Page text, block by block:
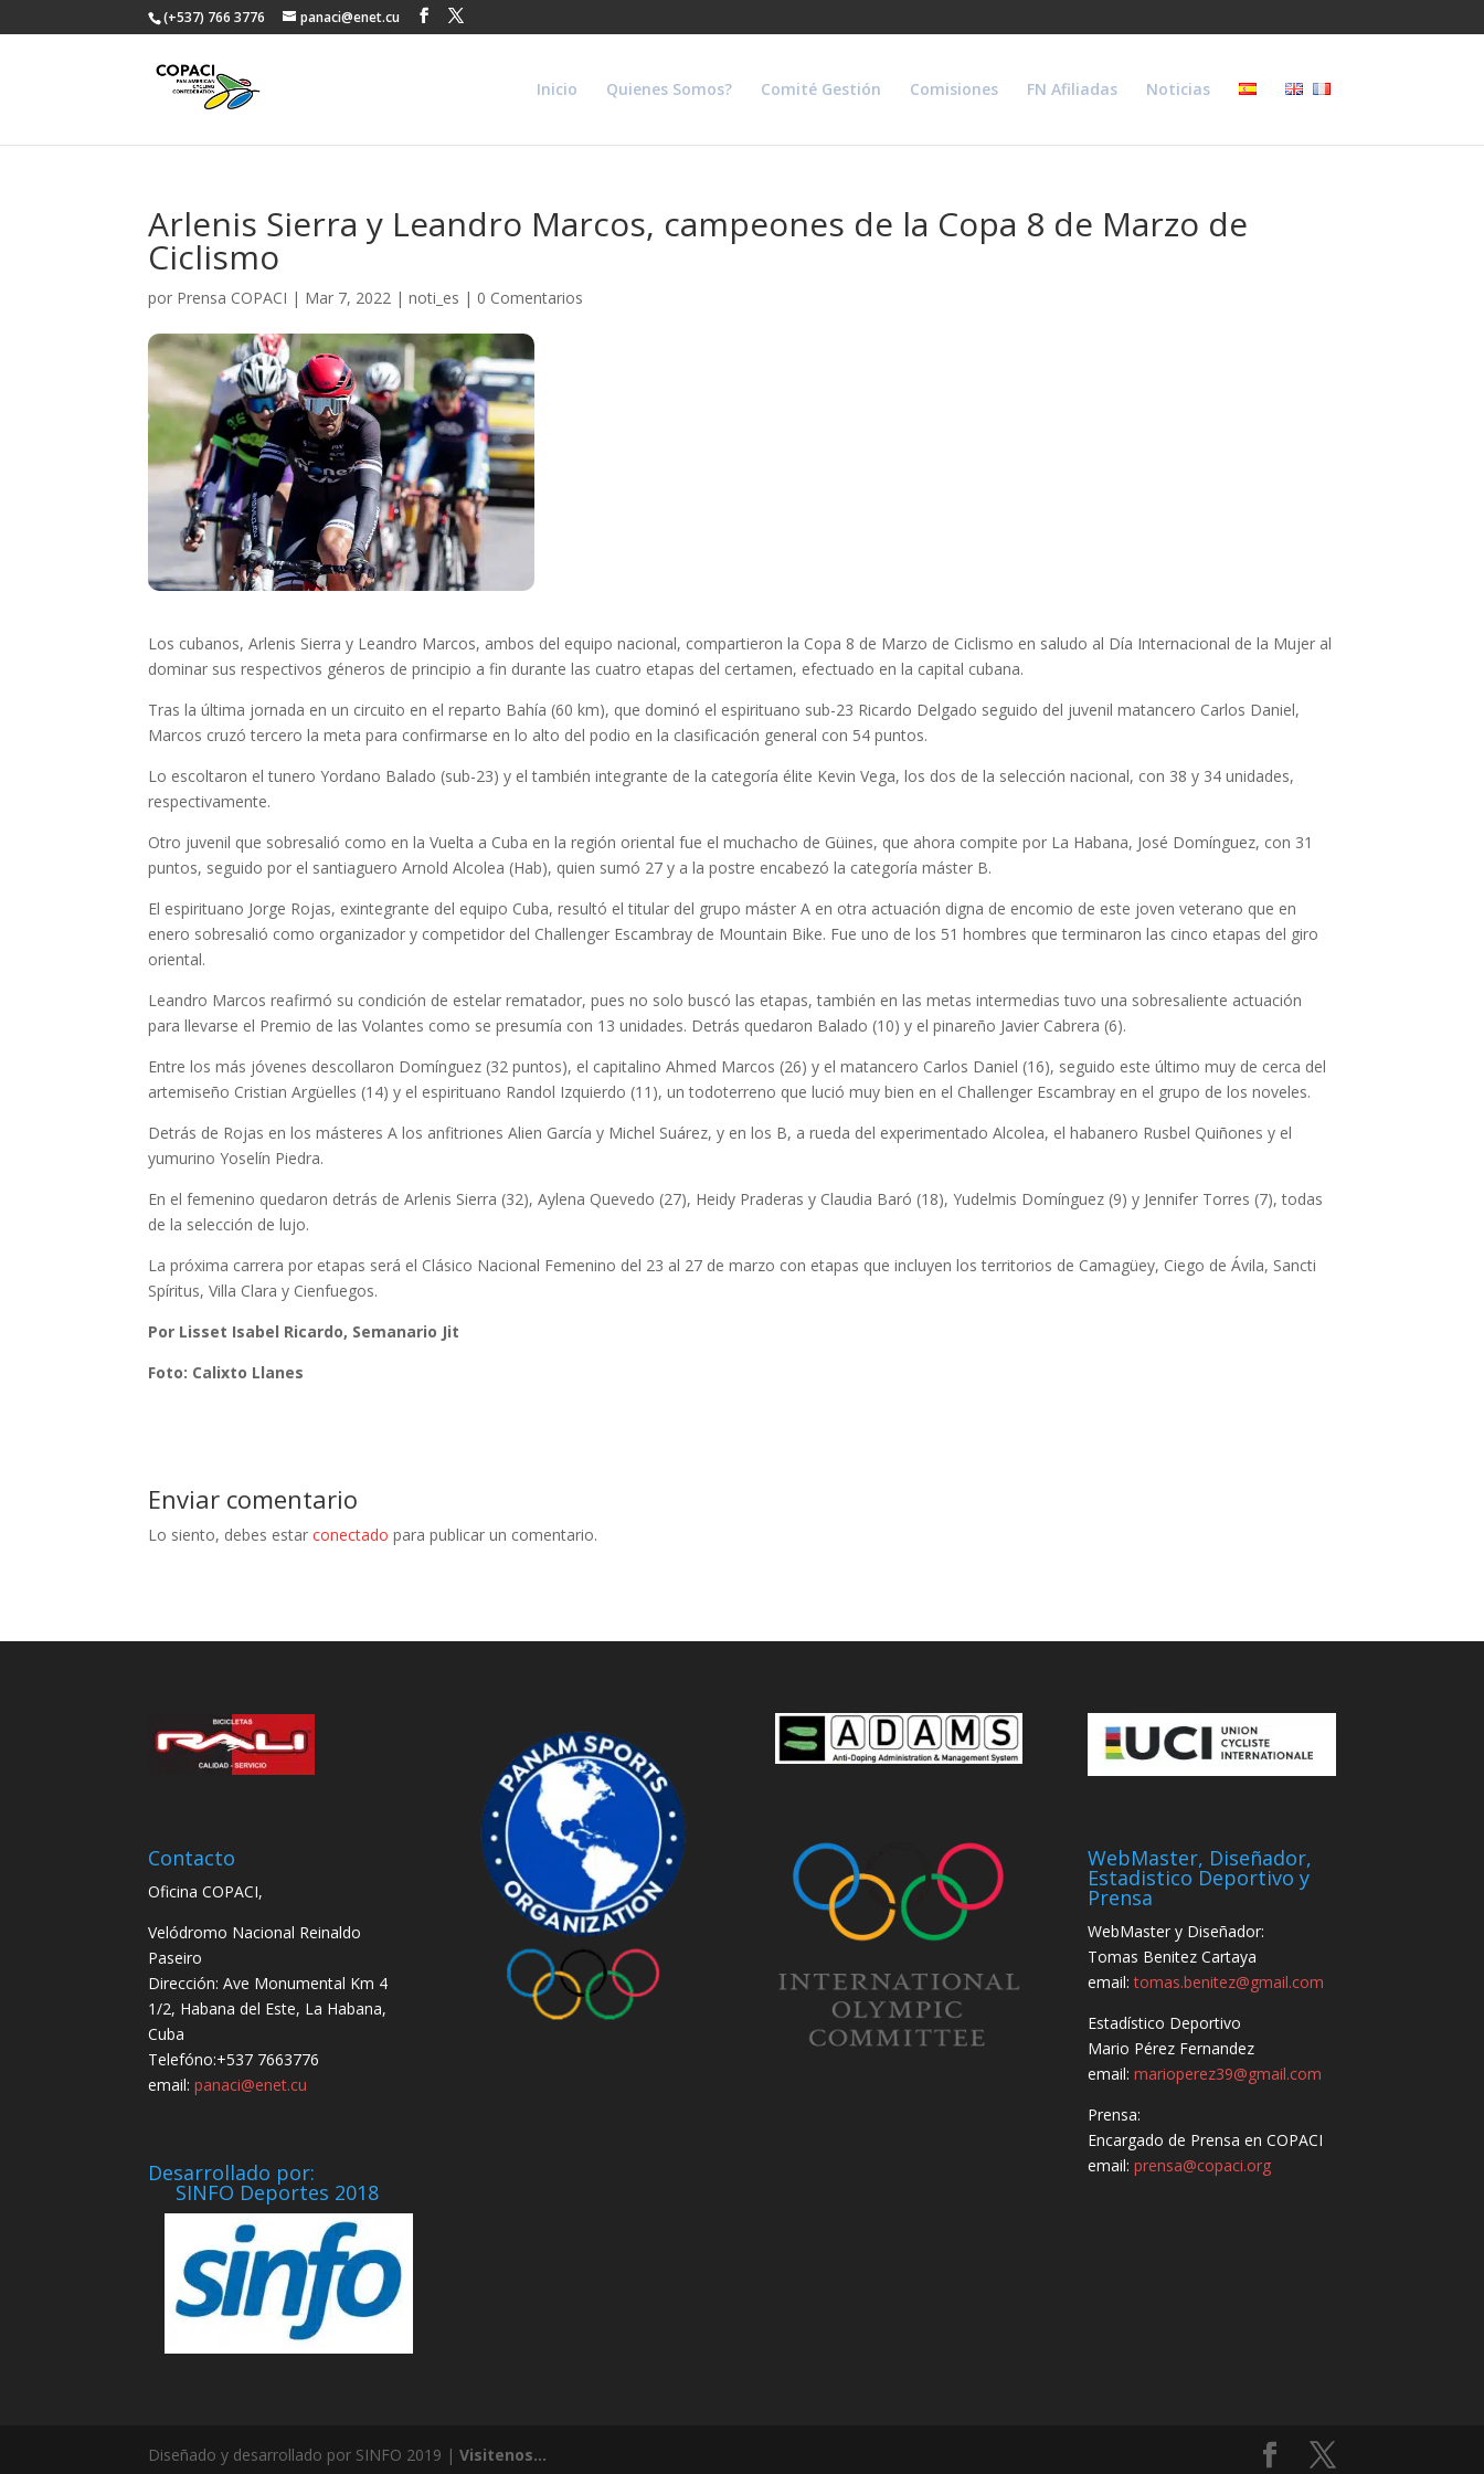
(+537) 766 3776 panaci@enet.cu
Inicio Quienes Somos? Comité Gestión Comisiones FN Afiliadas Noticias
Arlenis Sierra y Leandro Marcos, campeones de la Copa 8 de Marzo de
Ciclismo
por Prensa COPACI | Mar 7, 2022 |noti_es | 0 Comentarios
Los cubanos, Arlenis Sierra y Leandro Marcos, ambos del equipo nacional, compartieron la Copa 8 de Marzo de Ciclismo en saludo al Día Internacional de la Mujer al
dominar sus respectivos géneros de principio a fin durante las cuatro etapas del certamen, efectuado en la capital cubana.
Tras la última jornada en un circuito en el reparto Bahía (60 km), que dominó el espirituano sub-23 Ricardo Delgado seguido del juvenil matancero Carlos Daniel,
Marcos cruzó tercero la meta para confirmarse en lo alto del podio en la clasificación general con 54 puntos.
Lo escoltaron el tunero Yordano Balado (sub-23) y el también integrante de la categoría élite Kevin Vega, los dos de la selección nacional, con 38 y 34 unidades,
respectivamente.
Otro juvenil que sobresalió como en la Vuelta a Cuba en la región oriental fue el muchacho de Güines, que ahora compite por La Habana, José Domínguez, con 31
puntos, seguido por el santiaguero Arnold Alcolea (Hab), quien sumó 27 y a la postre encabezó la categoría máster B.
El espirituano Jorge Rojas, exintegrante del equipo Cuba, resultó el titular del grupo máster A en otra actuación digna de encomio de este joven veterano que en
enero sobresalió como organizador y competidor del Challenger Escambray de Mountain Bike. Fue uno de los 51 hombres que terminaron las cinco etapas del giro
oriental.
Leandro Marcos reafirmó su condición de estelar rematador, pues no solo buscó las etapas, también en las metas intermedias tuvo una sobresaliente actuación
para llevarse el Premio de las Volantes como se presumía con 13 unidades. Detrás quedaron Balado (10) y el pinareño Javier Cabrera (6).
Entre los más jóvenes descollaron Domínguez (32 puntos), el capitalino Ahmed Marcos (26) y el matancero Carlos Daniel (16), seguido este último muy de cerca del
artemiseño Cristian Argüelles (14) y el espirituano Randol Izquierdo (11), un todoterreno que lució muy bien en el Challenger Escambray en el grupo de los noveles.
Detrás de Rojas en los másteres A los anfitriones Alien García y Michel Suárez, y en los B, a rueda del experimentado Alcolea, el habanero Rusbel Quiñones y el
yumurino Yoselín Piedra.
En el femenino quedaron detrás de Arlenis Sierra (32), Aylena Quevedo (27), Heidy Praderas y Claudia Baró (18), Yudelmis Domínguez (9) y Jennifer Torres (7), todas
de la selección de lujo.
La próxima carrera por etapas será el Clásico Nacional Femenino del 23 al 27 de marzo con etapas que incluyen los territorios de Camagüey, Ciego de Ávila, Sancti
Spíritus, Villa Clara y Cienfuegos.
Por Lisset Isabel Ricardo, Semanario Jit
Foto: Calixto Llanes
Enviar comentario
Lo siento, debes estarconectado para publicar un comentario.
Contacto
Oficina COPACI,
Velódromo Nacional Reinaldo
Paseiro
Dirección: Ave Monumental Km 4
1/2, Habana del Este, La Habana,
Cuba
Telefóno:+537 7663776
email:panaci@enet.cu
Desarrollado por:
SINFO Deportes 2018
WebMaster, Diseñador,
Estadistico Deportivo y
Prensa
WebMaster y Diseñador:
Tomas Benitez Cartaya
email:tomas.benitez@gmail.com
Estadístico Deportivo
Mario Pérez Fernandez
email:marioperez39@gmail.com
Prensa:
Encargado de Prensa en COPACI
email:prensa@copaci.org
Diseñado y desarrollado por SINFO 2019 |Visitenos...